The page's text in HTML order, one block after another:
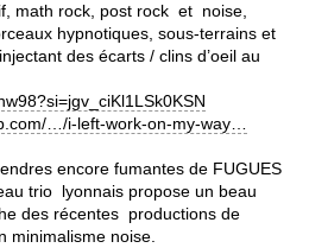
math rock, post rock et noise,
hypnotiques, sous-terrains et
des écarts / clins d’oeil au
…/i-left-work-on-my-way…
encore fumantes de FUGUES
trio lyonnais propose un beau
des récentes productions de
minimalisme noise.